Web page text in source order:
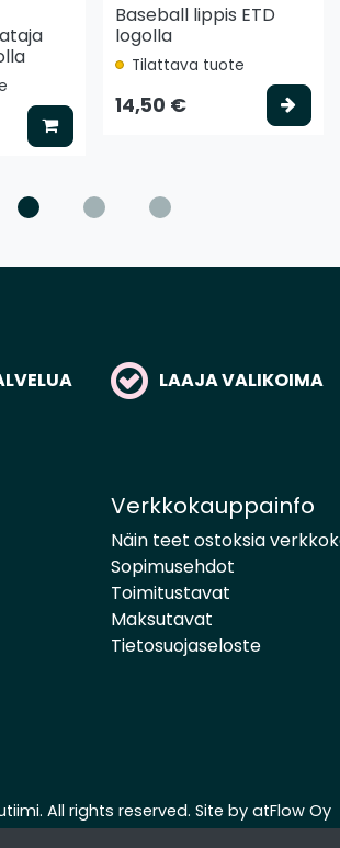
Lisää koriin
Baseball lippis ETD
logolla
Tilattava tuote
14,50 €
LAAJA VALIKOIMA
Verkkokauppainfo
Näin teet ostoksia
Sopimusehdot
Toimitustavat
Maksutavat
Tietosuojaseloste
All rights reserved. Site byatFlow Oy